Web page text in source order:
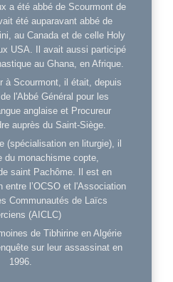
a été abbé de Scourmont de
été auparavant abbé de
au Canada et de celle Holy
USA. Il avait aussi participé
au Ghana, en Afrique.
à Scourmont, il était, depuis
l'Abbé Général pour les
anglaise et Procureur
auprès du Saint-Siège.
(spécialisation en liturgie), il
du monachisme copte,
saint Pachôme. Il est en
entre l’OCSO et l'Association
Communautés de Laïcs
(AICLC)
de Tibhirine en Algérie
sur leur assassinat en
1996.